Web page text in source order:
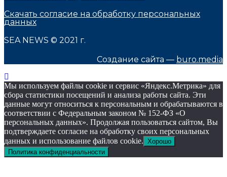
Скачать согласие на обработку персональных
данных
SEA NEWS © 2021 г.
Создание сайта — buro.media
Мы используем файлы cookie и сервис «Яндекс.Метрика» для
сбора статистики посещений и анализа работы сайта. Эти
данные могут относиться к персональным и обрабатываются в
соответствии с Федеральным законом № 152-ФЗ «О
персональных данных». Продолжая пользоваться сайтом, Вы
подтверждаете согласие на обработку своих персональных
данных и использование файлов cookie. Хорошо
Политика конфиденциальности